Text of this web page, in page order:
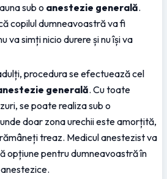
sub o anestezie generală.
copilul dumneavoastră va fi
va simți nicio durere și nu își va
procedura se efectuează cel
generală. Cu toate
doar zona urechii este amorțită,
treaz. Medicul anestezist va
opțiune pentru dumneavoastră în